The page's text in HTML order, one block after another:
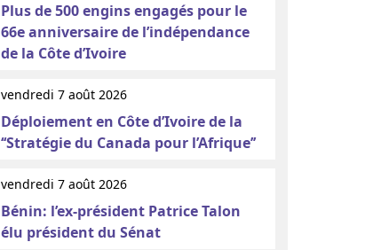
Plus de 500 engins engagés pour le
66e anniversaire de l’indépendance
de la Côte d’Ivoire
vendredi 7 août 2026
Déploiement en Côte d’Ivoire de la
‘‘Stratégie du Canada pour l’Afrique’’
vendredi 7 août 2026
Bénin: l’ex-président Patrice Talon
élu président du Sénat